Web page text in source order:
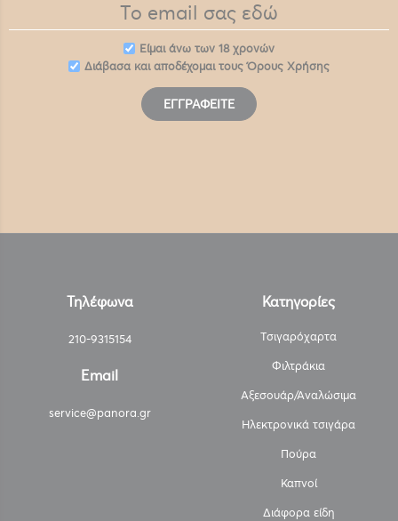
Eίμαι άνω των 18 χρονών
Διάβασα και αποδέχομαι τουςΌρους Χρήσης
ΕΓΓΡΑΦΕΊΤΕ
Τηλέφωνα
210-9315154
Email
service@panora.gr
Κατηγορίες
Τσιγαρόχαρτα
Φιλτράκια
Αξεσουάρ/Αναλώσιμα
Ηλεκτρονικά τσιγάρα
Πούρα
Καπνοί
Διάφορα είδη